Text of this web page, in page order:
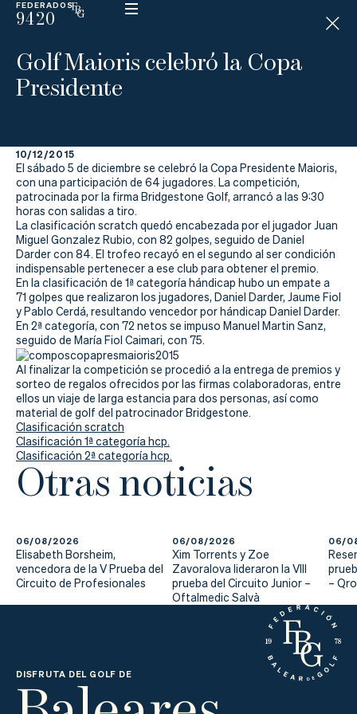
FEDERADOS
9420
ESP
N
D
I
C
La
Federación
Federarse
Jugar
Aprender
Actualidad
Tienda
Golf Maioris celebró la Copa
Presidente
10/12/2015
El sábado 5 de diciembre se celebró la Copa Presidente Maioris,
con una participación de 64 jugadores. La competición,
patrocinada por la firma Bridgestone Golf, arrancó a las 9:30
horas con salidas a tiro.
La clasificación scratch quedó encabezada por el jugador Juan
Miguel Gonzalez Rubio, con 82 golpes, seguido de Daniel
Darder con 84. El trofeo recayó en el segundo al ser condición
indispensable pertenecer a ese club para obtener el premio.
En la clasificación de 1ª categoría hándicap hubo un empate a
71 golpes que realizaron los jugadores, Daniel Darder, Jaume Fiol
y Pablo Cerdá, resultando vencedor por hándicap Daniel Darder.
En 2ª categoría, con 72 netos se impuso Manuel Martin Sanz,
seguido de María Fiol Caimari, con 75.
Al finalizar la competición se procedió a la entrega de premios y
sorteo de regalos ofrecidos por las firmas colaboradoras, entre
ellos un viaje de larga estancia para dos personas, así como
material de golf del patrocinador Bridgestone.
Clasificación scratch
Clasificación 1ª categoría hcp.
Clasificación 2ª categoría hcp.
Otras noticias
06/08/2026
Elisabeth Borsheim,
vencedora de la V Prueba del
Circuito de Profesionales
06/08/2026
Xim Torrents y Zoe
Zavoralova lideraron la VIII
prueba del Circuito Junior –
Oftalmedic Salvà
06/
–
DISFRUTA DEL GOLF DE